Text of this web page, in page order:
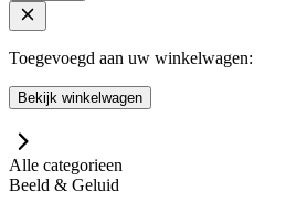
Toegevoegd aan uw winkelwagen:
Bekijk winkelwagen
Alle categorieen
Beeld & Geluid